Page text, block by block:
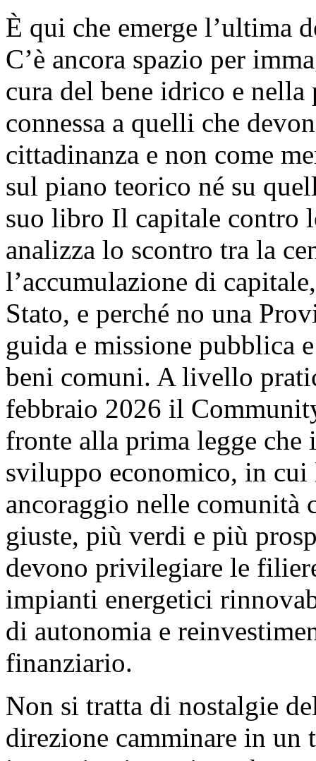
È qui che emerge l’ultima
C’è ancora spazio per
cura del bene idrico e
connessa a quelli che
cittadinanza e non come
sul piano teorico né su
suo libro Il capitale contro
analizza lo scontro tra la
l’accumulazione di
Stato, e perché no una
guida e missione pubblica
beni comuni. A livello
febbraio 2026 il
fronte alla prima legge
sviluppo economico, in cui
ancoraggio nelle comunità
giuste, più verdi e più
devono privilegiare le
impianti energetici
di autonomia e
finanziario.
Non si tratta di nostalgie
direzione camminare in un